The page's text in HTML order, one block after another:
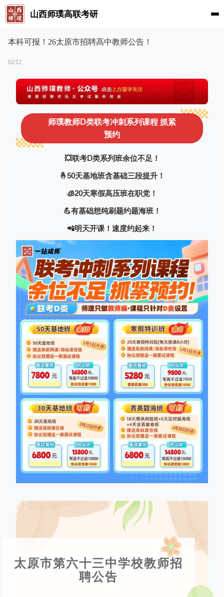
山西师璞高联考研
本科可报！26太原市招聘高中教师公告！
02/12
师璞教师D类联考冲刺系列课程 抓紧
预约
💥联考D类系列班余位不足！
🤞50天基地班含基础三段提升！
🧊️20天寒假高压班在职党！
💪有基础想纯刷题约题海班！
📲明天开课！速度约起来！
太原市第六十三中学校教师招
聘公告